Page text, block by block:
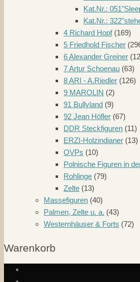
Kat.Nr.:
Kat.Nr.:
4 Richard Hopf (169)
5 Friedhold Fischer
6 Alexander Greiner
7 Artur Schoenau (63)
8 ARI - A.Riedler (126)
9 MAROLIN (2)
91 Bullyland (9)
92 Jean Höfler (67)
DDR Steckfiguren (11)
ERZI-Holzindianer (13)
OVPs (10)
Polnische Figuren in
Rohlinge (79)
Zelte (13)
Massefiguren (40)
Palmen, Zelte u. a. (43)
Westernhäuser & Forts (72)
Warenkorb